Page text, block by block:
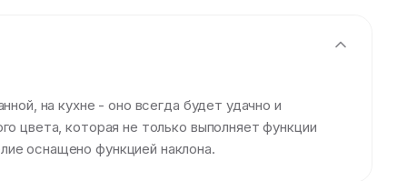
на кухне - оно всегда будет удачно и
цвета, которая не только выполняет функции
оснащено функцией наклона.